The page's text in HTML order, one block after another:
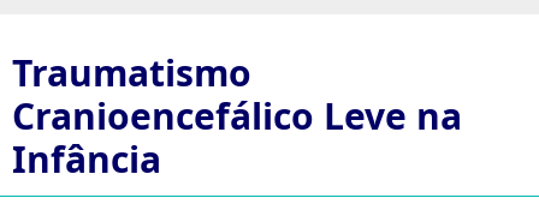
Traumatismo
Cranioencefálico Leve na
Infância